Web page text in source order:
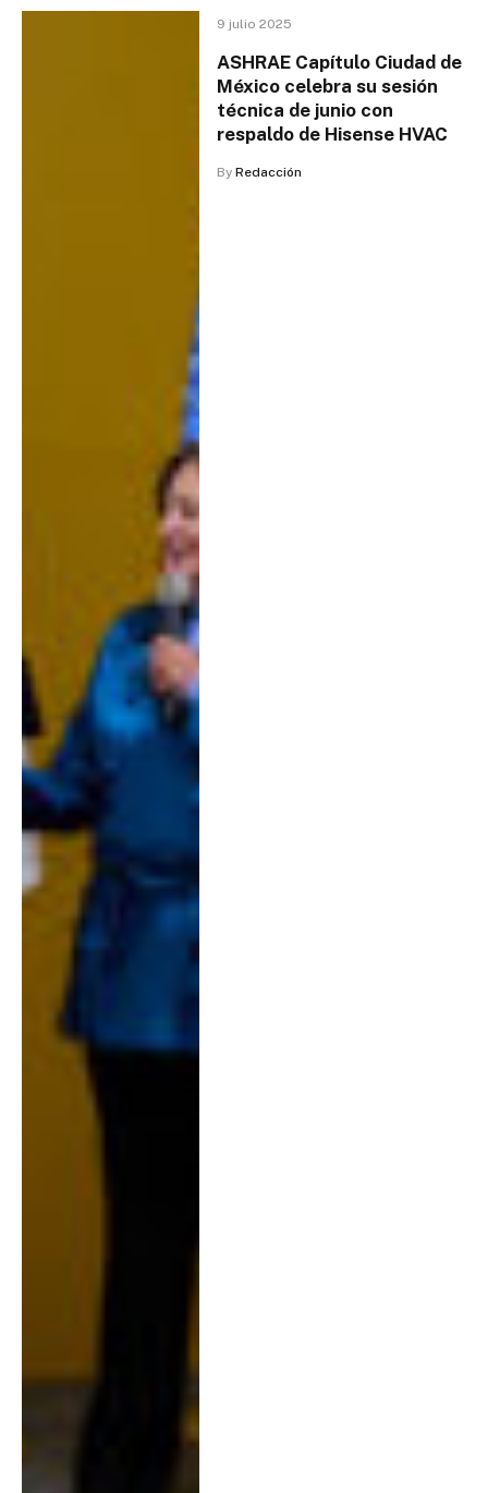
9 julio 2025
ASHRAE Capítulo Ciudad de
México celebra su sesión
técnica de junio con
respaldo de Hisense HVAC
By Redacción